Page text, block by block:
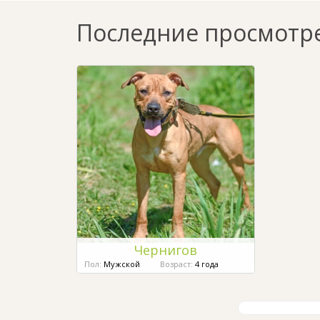
Последние
Чернигов
Пол: Мужской Возраст: 4 года